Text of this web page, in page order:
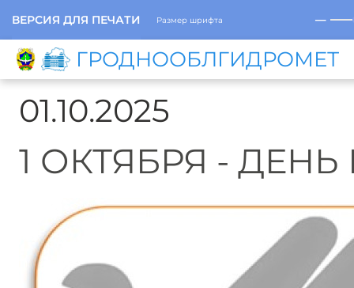
ВЕРСИЯ ДЛЯ ПЕЧАТИ Размер шрифта ─
ГРОДНООБЛГИДРОМЕТ
01.10.2025
1 ОКТЯБРЯ -